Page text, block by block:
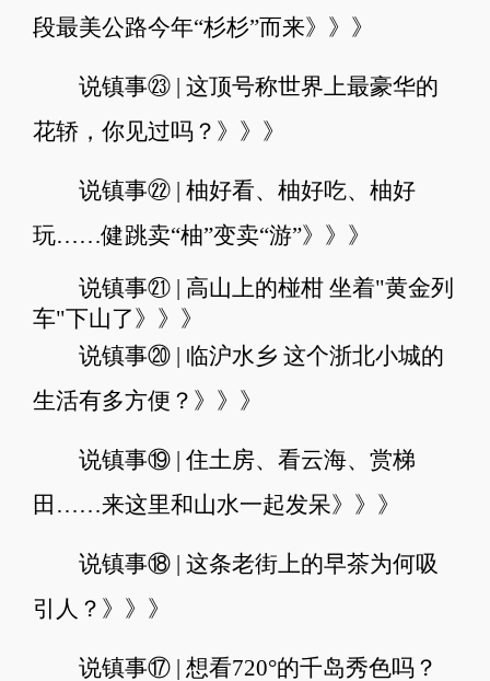
段最美公路今年“杉杉”而来》》》
说镇事㉓ | 这顶号称世界上最豪华的
花轿，你见过吗？ 》》》
说镇事㉒ | 柚好看、柚好吃、柚好
玩……健跳卖“柚”变卖“游”》》》
说镇事㉑ | 高山上的椪柑 坐着"黄金列
车"下山了》》》
说镇事⑳ | 临沪水乡 这个浙北小城的
生活有多方便？》》》
说镇事⑲ | 住土房、看云海、赏梯
田……来这里和山水一起发呆》》》
说镇事⑱ | 这条老街上的早茶为何吸
引人？》》》
说镇事⑰ | 想看720°的千岛秀色吗？